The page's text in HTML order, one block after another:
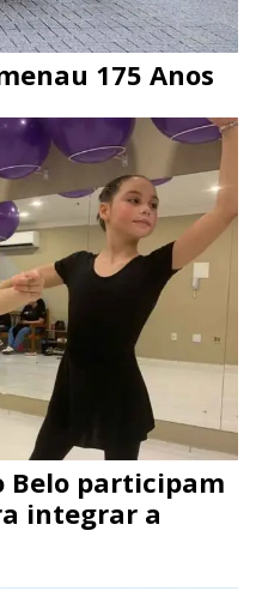
175 Anos
Belo participam
integrar a